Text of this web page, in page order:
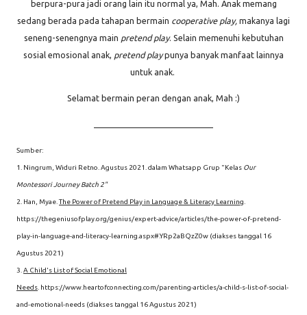
berpura-pura jadi orang lain itu normal ya, Mah. Anak memang
sedang berada pada tahapan bermain cooperative play, makanya lagi
seneng-senengnya main pretend play. Selain memenuhi kebutuhan
sosial emosional anak, pretend playpunya banyak manfaat lainnya
untuk anak.
Selamat bermain peran dengan anak, Mah :)
Sumber:
1. Ningrum, Widuri Retno. Agustus 2021. dalam Whatsapp Grup "Kelas Our
Montessori Journey Batch 2"
2. Han, Myae.The Power of Pretend Play in Language & Literacy Learning
https://thegeniusofplay.org/genius/expert-advice/articles/the-power-of-pretend-
play-in-language-and-literacy-learning.aspx#.YRp2aBQzZ0w (diakses tanggal 16
Agustus 2021)
3. A Child's List of Social Emotional
Needs . https://www.heartofconnecting.com/parenting-articles/a-child-s-list-of-social-
and-emotional-needs (diakses tanggal 16 Agustus 2021)